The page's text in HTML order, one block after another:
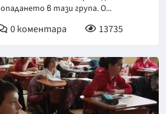
в тази група. О...
0коментара 13735